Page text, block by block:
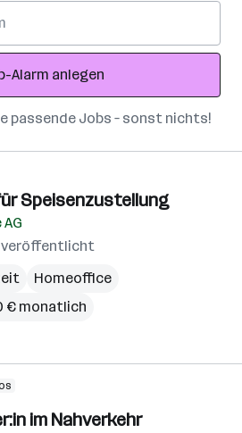
Alarm anlegen
passende Jobs – sonst nichts!
Speisenzustellung
veröffentlicht
Homeoffice
€ monatlich
im Nahverkehr